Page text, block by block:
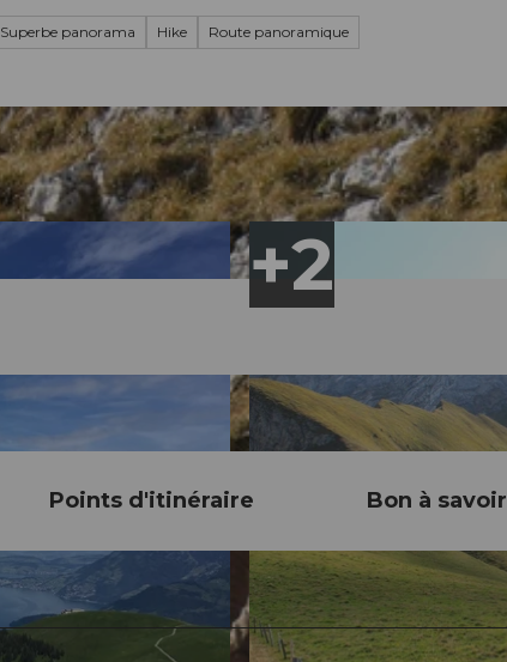
Superbe panorama Hike Route panoramique
Points d'itinéraire Bon à savoir